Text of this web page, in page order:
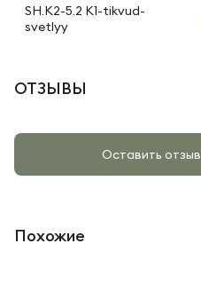
SH.K2-5.2 K1-tikvud-
svetlyy
ОТЗЫВЫ
Оставить отзыв
Похожие